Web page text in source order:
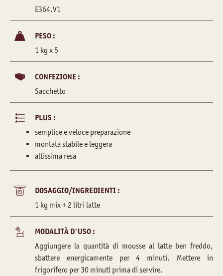
E364.V1
PESO :
1 kg x 5
CONFEZIONE :
Sacchetto
PLUS :
semplice e veloce preparazione
montata stabile e leggera
altissima resa
DOSAGGIO/INGREDIENTI :
1 kg mix + 2 litri latte
MODALITÀ D'USO :
Aggiungere la quantità di mousse al latte ben freddo,
sbattere energicamente per 4 minuti. Mettere in
frigorifero per 30 minuti prima di servire.